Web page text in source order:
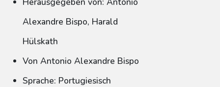
Alexandre Bispo, Harald
Hülskath
Von Antonio Alexandre Bispo
Sprache: Portugiesisch